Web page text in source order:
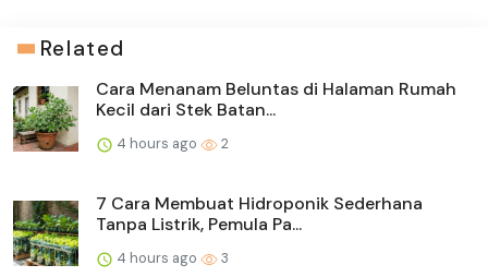
Related
Cara Menanam Beluntas di Halaman Rumah
Kecil dari Stek Batan...
4 hours ago 2
7 Cara Membuat Hidroponik Sederhana
Tanpa Listrik, Pemula Pa...
4 hours ago 3